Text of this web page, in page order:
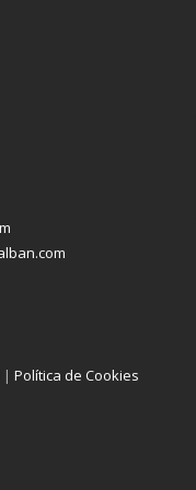
| Política de Cookies